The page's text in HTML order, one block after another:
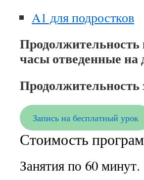
A1 для подростков
часы отведенные
Запись на бесплатный урок
Стоимость
Занятия по 60 минут.